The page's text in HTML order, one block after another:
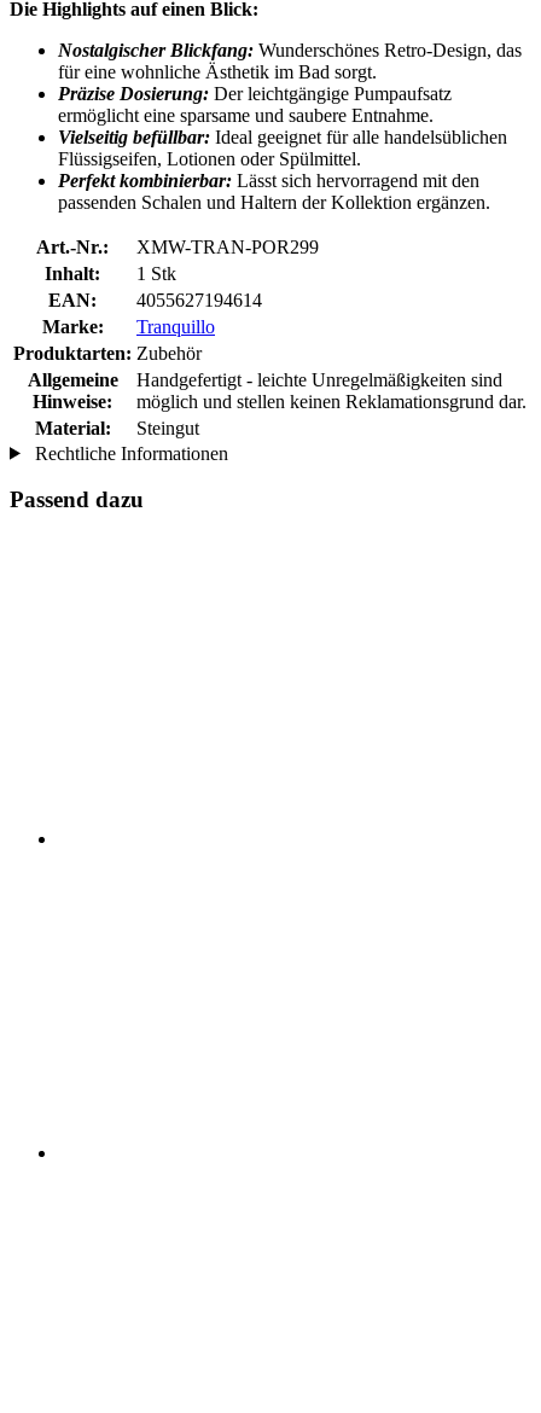
Die Highlights auf einen Blick:
Nostalgischer Blickfang: Wunderschönes Retro-Design, das
für eine wohnliche Ästhetik im Bad sorgt.
Präzise Dosierung: Der leichtgängige Pumpaufsatz
ermöglicht eine sparsame und saubere Entnahme.
Vielseitig befüllbar: Ideal geeignet für alle handelsüblichen
Flüssigseifen, Lotionen oder Spülmittel.
Perfekt kombinierbar: Lässt sich hervorragend mit den
passenden Schalen und Haltern der Kollektion ergänzen.
Art.-Nr.:
XMW-TRAN-POR299
Inhalt:
1 Stk
EAN:
4055627194614
Marke:
Tranquillo
Produktarten: Zubehör
Allgemeine
Hinweise:
Handgefertigt - leichte Unregelmäßigkeiten sind
möglich und stellen keinen Reklamationsgrund dar.
Material:
Steingut
Rechtliche Informationen
Passend dazu